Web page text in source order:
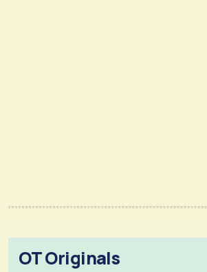
OT Originals